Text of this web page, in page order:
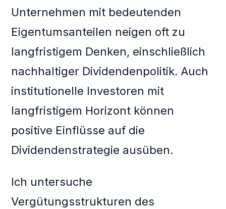
Unternehmen mit bedeutenden
Eigentumsanteilen neigen oft zu
langfristigem Denken, einschließlich
nachhaltiger Dividendenpolitik. Auch
institutionelle Investoren mit
langfristigem Horizont können
positive Einflüsse auf die
Dividendenstrategie ausüben.
Ich untersuche
Vergütungsstrukturen des